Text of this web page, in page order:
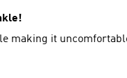
making it